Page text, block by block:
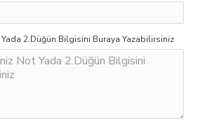
2.Düğün Bilgisini Buraya Yazabilirsiniz